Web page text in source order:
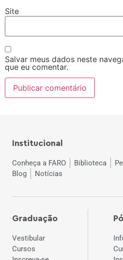
Site
Salvar meus dados neste
que eu comentar.
Institucional
Conheça a FARO Biblioteca
Blog
Notícias
Graduação
Vestibular
Cursos